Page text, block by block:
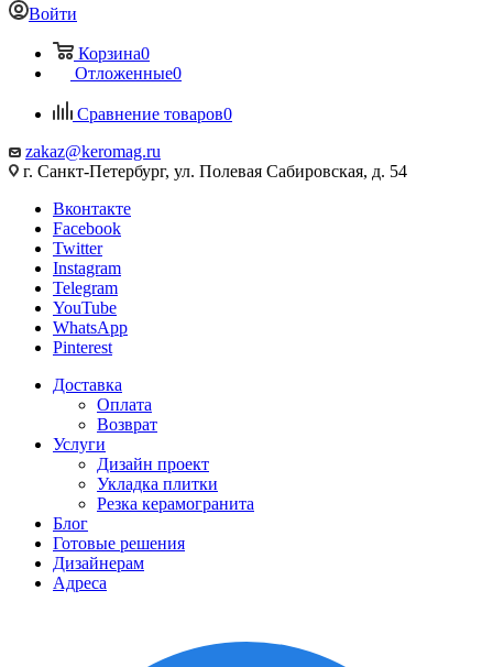
Войти
Корзина0
Отложенные0
Сравнение товаров0
zakaz@keromag.ru
г. Санкт-Петербург, ул. Полевая Сабировская, д. 54
Вконтакте
Facebook
Twitter
Instagram
Telegram
YouTube
WhatsApp
Pinterest
Доставка
Оплата
Возврат
Услуги
Дизайн проект
Укладка плитки
Резка керамогранита
Блог
Готовые решения
Дизайнерам
Адреса